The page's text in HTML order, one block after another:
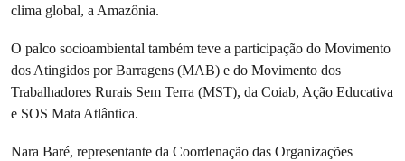
clima global, a Amazônia.
O palco socioambiental também teve a participação do Movimento
dos Atingidos por Barragens (MAB) e do Movimento dos
Trabalhadores Rurais Sem Terra (MST), da Coiab, Ação Educativa
e SOS Mata Atlântica.
Nara Baré, representante da Coordenação das Organizações